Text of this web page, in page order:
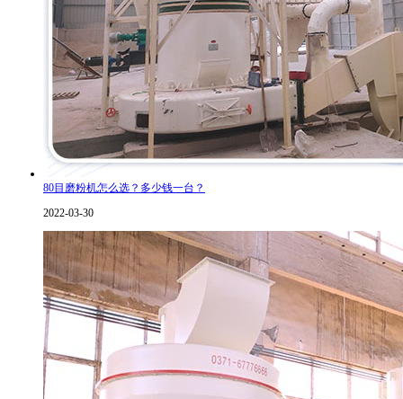
80目磨粉机怎么选？多少钱一台？
2022-03-30